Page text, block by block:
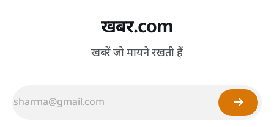
खबर.com
खबरें जो मायने रखती हैं